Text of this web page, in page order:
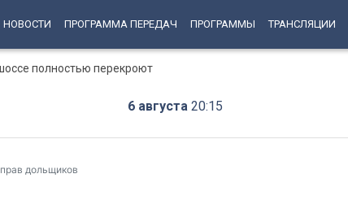
НОВОСТИ ПРОГРАММА ПЕРЕДАЧ ПРОГРАММЫ ТРАНСЛЯЦИИ
полностью перекроют
6 августа 20:15
дольщиков